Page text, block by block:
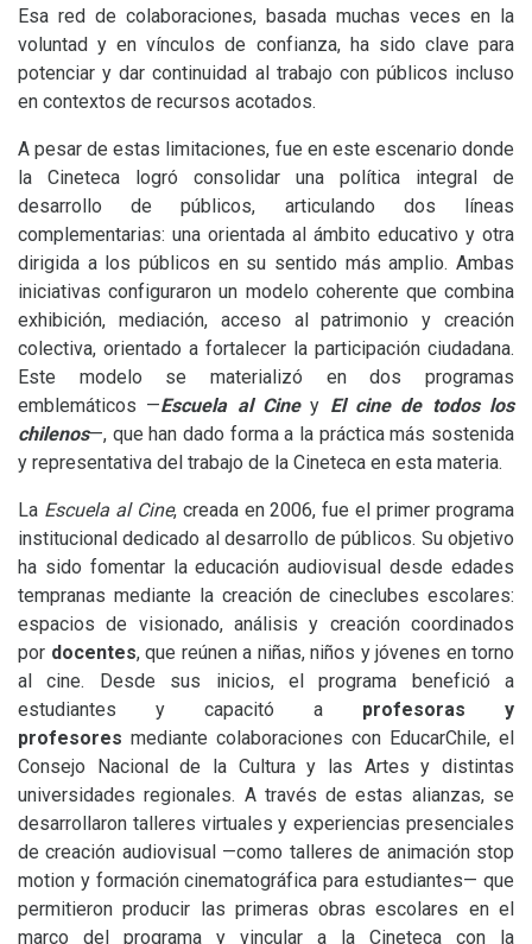
Esa red de colaboraciones, basada muchas veces en la
voluntad y en vínculos de confianza, ha sido clave para
potenciar y dar continuidad al trabajo con públicos incluso
en contextos de recursos acotados.
A pesar de estas limitaciones, fue en este escenario donde
la Cineteca logró consolidar una política integral de
desarrollo de públicos, articulando dos líneas
complementarias: una orientada al ámbito educativo y otra
dirigida a los públicos en su sentido más amplio. Ambas
iniciativas configuraron un modelo coherente que combina
exhibición, mediación, acceso al patrimonio y creación
colectiva, orientado a fortalecer la participación ciudadana.
Este modelo se materializó en dos programas
emblemáticos —Escuela al Ciney El cine de todos los
chilenos—, que han dado forma a la práctica más sostenida
y representativa del trabajo de la Cineteca en esta materia.
La Escuela al Cine, creada en 2006, fue el primer programa
institucional dedicado al desarrollo de públicos. Su objetivo
ha sido fomentar la educación audiovisual desde edades
tempranas mediante la creación de cineclubes escolares:
espacios de visionado, análisis y creación coordinados
por docentes, que reúnen a niñas, niños y jóvenes en torno
al cine. Desde sus inicios, el programa benefició a
estudiantes y capacitó a profesoras y
profesores mediante colaboraciones con EducarChile, el
Consejo Nacional de la Cultura y las Artes y distintas
universidades regionales. A través de estas alianzas, se
desarrollaron talleres virtuales y experiencias presenciales
de creación audiovisual —como talleres de animación stop
motion y formación cinematográfica para estudiantes— que
permitieron producir las primeras obras escolares en el
marco del programa y vincular a la Cineteca con la